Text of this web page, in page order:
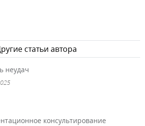
статьи автора
неудач
консультирование